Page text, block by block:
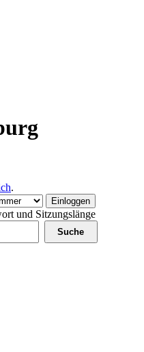
.
und Sitzungslänge